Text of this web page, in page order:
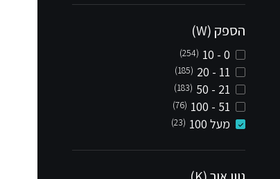
הספק (W)
0 - 10
(254)
11 - 20
(185)
21 - 50
(183)
51 - 100
(76)
מעל 100 (23)